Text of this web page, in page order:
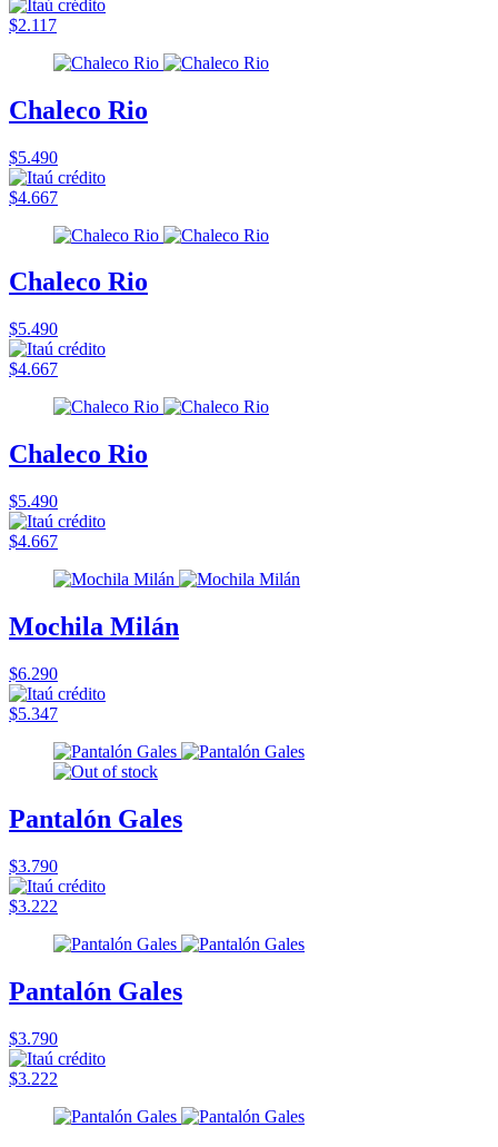
$2.117
Chaleco Rio
$5.490
$4.667
Chaleco Rio
$5.490
$4.667
Chaleco Rio
$5.490
$4.667
Mochila Milán
$6.290
$5.347
Pantalón Gales
$3.790
$3.222
Pantalón Gales
$3.790
$3.222